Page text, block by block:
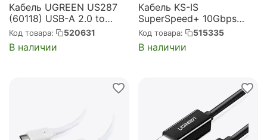
Кабель UGREEN US287
(60118) USB-A 2.0 to
USB-C Cable Nickel
Plating. Длина 2м. Цвет:
черный (60118_)
Код товара: 520631
В наличии
Кабель KS-IS
SuperSpeed+ 10Gbps
USB-C(m) - USB-A(m)
черный, 50см (KS-845B-
0.5)
Код товара: 515335
В наличии